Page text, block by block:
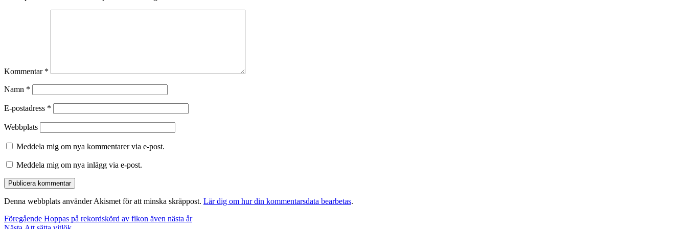
Kommentar *
Namn *
E-postadress *
Webbplats
Meddela mig om nya kommentarer via e-post.
Meddela mig om nya inlägg via e-post.
Denna webbplats använder Akismet för att minska skräppost. Lär dig om hur din kommentarsdata bearbetas.
Inläggsnavigering
Föregående Föregående
inlägg:
Hoppas på rekordskörd av fikon även nästa år
Nästa